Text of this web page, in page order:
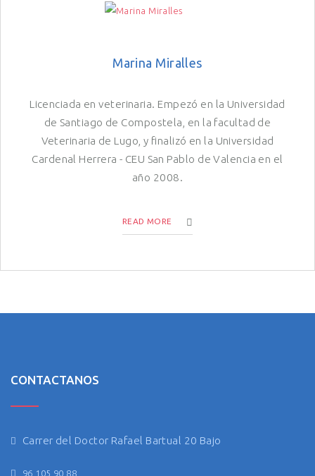
Marina Miralles
Licenciada en veterinaria. Empezó en la Universidad
de Santiago de Compostela, en la facultad de
Veterinaria de Lugo, y finalizó en la Universidad
Cardenal Herrera - CEU San Pablo de Valencia en el
año 2008.
READ MORE
CONTACTANOS
Carrer del Doctor Rafael Bartual 20 Bajo
96 105 90 88